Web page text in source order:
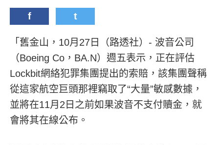
f t
「舊金山，10月27日（路透社）- 波音公司
（Boeing Co，BA.N）週五表示，正在評估
Lockbit網絡犯罪集團提出的索賠，該集團聲稱
從這家航空巨頭那裡竊取了“大量”敏感數據，
並將在11月2日之前如果波音不支付贖金，就
會將其在線公布。